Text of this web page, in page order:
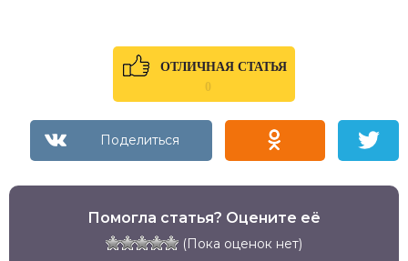
ОТЛИЧНАЯ СТАТЬЯ
0
Помогла статья? Оцените её
(Пока оценок нет)